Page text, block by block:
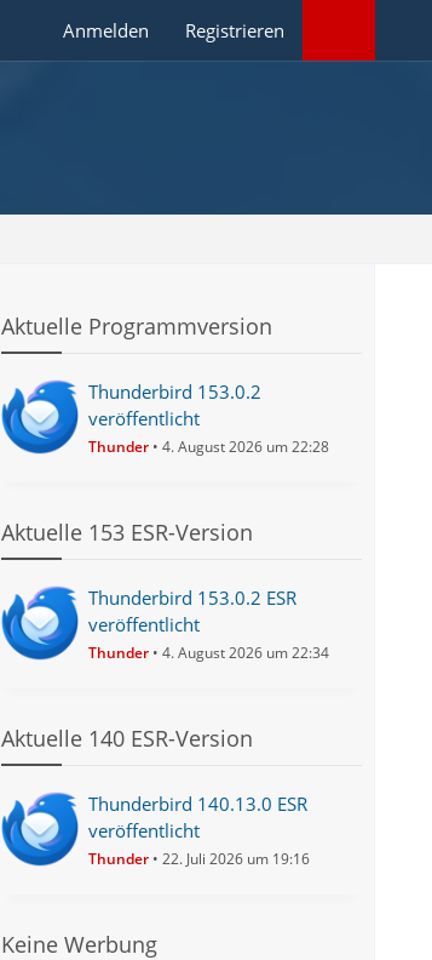
Anmelden Registrieren
Aktuelle Programmversion
Thunderbird 153.0.2
veröffentlicht
Thunder 4. August 2026 um 22:28
Aktuelle 153 ESR-Version
Thunderbird 153.0.2 ESR
veröffentlicht
Thunder 4. August 2026 um 22:34
Aktuelle 140 ESR-Version
Thunderbird 140.13.0 ESR
veröffentlicht
Thunder 22. Juli 2026 um 19:16
Keine Werbung